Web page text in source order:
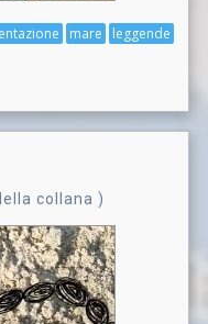
leggende
mare
collana )